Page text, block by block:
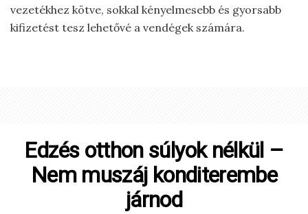
vezetékhez kötve, sokkal kényelmesebb és gyorsabb
kifizetést tesz lehetővé a vendégek számára.
Edzés otthon súlyok nélkül –
Nem muszáj konditerembe
járnod